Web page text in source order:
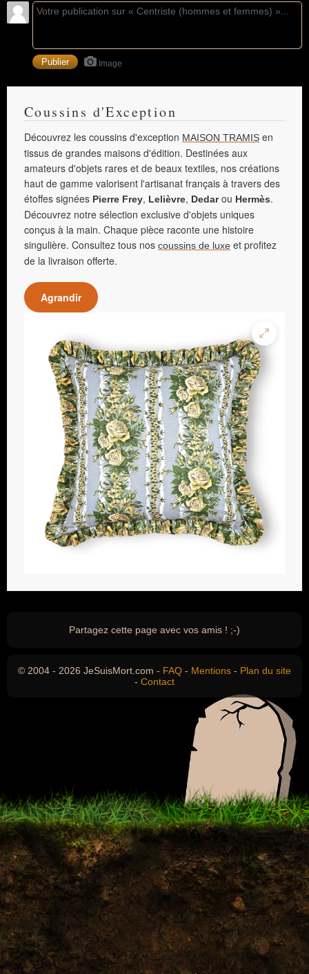
Image
Coussins d'Exception
Découvrez les coussins d'exception MAISON TRAMIS en
tissus de grandes maisons d'édition. Destinées aux
amateurs d'objets rares et de beaux textiles, nos créations
haut de gamme valorisent l'artisanat français à travers des
étoffes signées Pierre Frey, Lelièvre, Dedarou Hermès.
Découvrez notre sélection exclusive d'objets uniques
conçus à la main. Chaque pièce raconte une histoire
singulière. Consultez tous nos coussins de luxe et profitez
de la livraison offerte.
Agrandir
Partagez cette page avec vos amis ! ;-)
© 2004 - 2026 JeSuisMort.com - FAQ - Mentions - Plan du site
- Contact